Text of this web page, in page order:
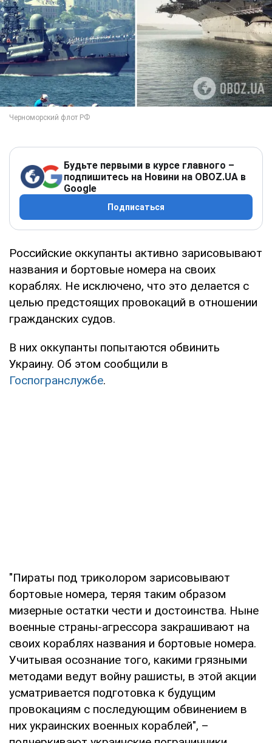
Будьте первыми в курсе главного –
подпишитесь на Новини на OBOZ.UA в
Google
Подписаться
Российские оккупанты активно зарисовывают
названия и бортовые номера на своих
кораблях. Не исключено, что это делается с
целью предстоящих провокаций в отношении
гражданских судов.
В них оккупанты попытаются обвинить
Украину. Об этом сообщили в
Госпогранслужбе.
"Пираты под триколором зарисовывают
бортовые номера, теряя таким образом
мизерные остатки чести и достоинства. Ныне
военные страны-агрессора закрашивают на
своих кораблях названия и бортовые номера.
Учитывая осознание того, какими грязными
методами ведут войну рашисты, в этой акции
усматривается подготовка к будущим
провокациям с последующим обвинением в
них украинских военных кораблей", –